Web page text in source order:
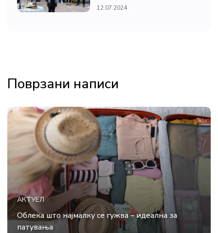
12.07.2024
Поврзани написи
АКТУЕЛ
Облека што најмалку се гужва – идеална за
патувања